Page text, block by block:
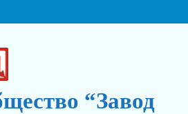
“Завод